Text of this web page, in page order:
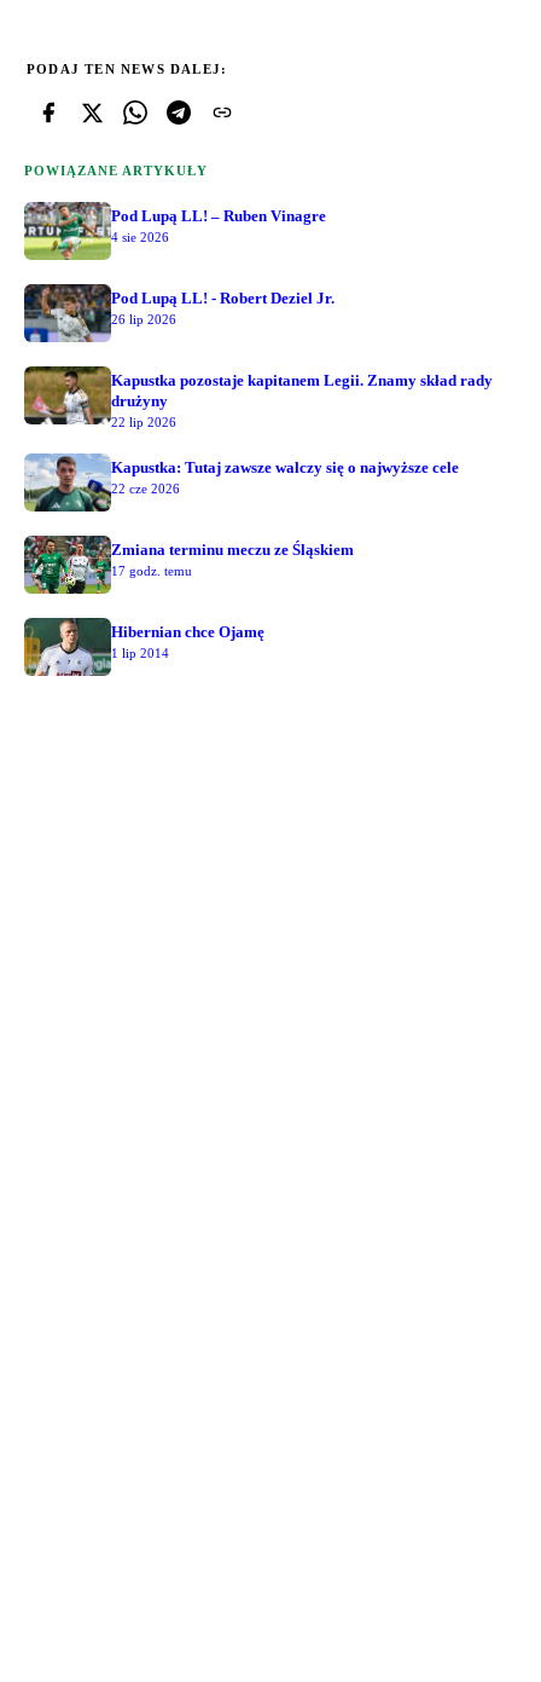
PODAJ TEN NEWS DALEJ:
POWIĄZANE ARTYKUŁY
Pod Lupą LL! – Ruben Vinagre
4 sie 2026
Pod Lupą LL! - Robert Deziel Jr.
26 lip 2026
Kapustka pozostaje kapitanem Legii. Znamy skład rady
drużyny
22 lip 2026
Kapustka: Tutaj zawsze walczy się o najwyższe cele
22 cze 2026
Zmiana terminu meczu ze Śląskiem
17 godz. temu
Hibernian chce Ojamę
1 lip 2014